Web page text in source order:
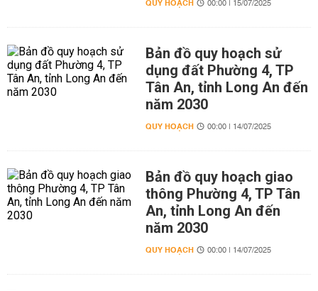
QUY HOẠCH 00:00 | 15/07/2025
Bản đồ quy hoạch sử
dụng đất Phường 4, TP
Tân An, tỉnh Long An đến
năm 2030
QUY HOẠCH 00:00 | 14/07/2025
Bản đồ quy hoạch giao
thông Phường 4, TP Tân
An, tỉnh Long An đến
năm 2030
QUY HOẠCH 00:00 | 14/07/2025